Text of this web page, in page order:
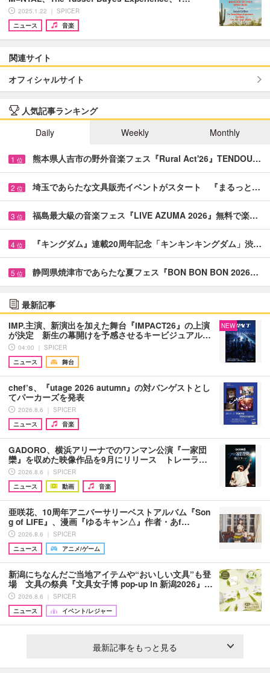
2025.1.22 ｜ SPICER
ニュース
音楽
関連サイト
オフィシャルサイト
人気記事ランキング
Daily
Weekly Monthly
1 位 熊本県人吉市の野外音楽フェス『Rural Act'26』TENDOU…
2 位 埼玉であらたな文具販売イベントがスタート 『まるっと…
3 位 福島最大級の音楽フェス『LIVE AZUMA 2026』無料で楽…
4 位 『キングダム』連載20周年記念「キンキンキングダム」渋…
5 位 静岡県焼津市であらたな夏フェス『BON BON BON 2026…
最新記事
IMP.主演、新演出を加えた舞台『IMPACT26』の上演
が決定 新生の幕開けを予感させるキービジュアル…
04:00 ｜ SPICER
ニュース
舞台
NEW
chef’s、『utage 2026 autumn』の対バンゲストとし
てパーカーズを発表
2026.8.6 ｜ SPICER
ニュース
音楽
GADORO、横浜アリーナでのワンマン公演『一家団
欒』を収めた映像作品を9月にリリース トレーラ…
2026.8.6 ｜ SPICER
ニュース
動画 音楽
亜咲花、10周年アニバーサリーベストアルバム『Son
g of LIFE』、漫画『ゆるキャン△』作者・あf…
2026.8.6 ｜ SPICER
ニュース
アニメ/ゲーム
新潟にちなんだご当地アイテムや“おいしい文具”も登
場 文具の祭典『文具女子博 pop-up in 新潟2026』…
2026.8.6 ｜ SPICER
ニュース
イベント/レジャー
最新記事をもっと見る